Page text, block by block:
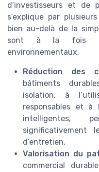
d’investisseurs et de
s’explique par
bien au-delà de la
sont à la fois
environnementaux.
Réduction des
bâtiments
isolation, à
responsables et à
intelligentes,
significativement
d’entretien.
Valorisation du
commercial